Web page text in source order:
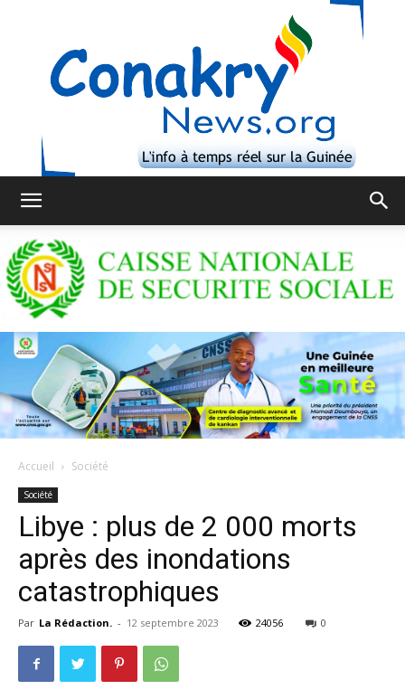
Accueil Société
Société
Libye : plus de 2 000 morts
après des inondations
catastrophiques
Par La Rédaction. - 12 septembre 2023 24056 0